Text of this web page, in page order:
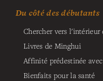
Du côté des débutants
Chercher vers
Livres de Minghui
Affinité prédestinée
Bienfaits pour la santé